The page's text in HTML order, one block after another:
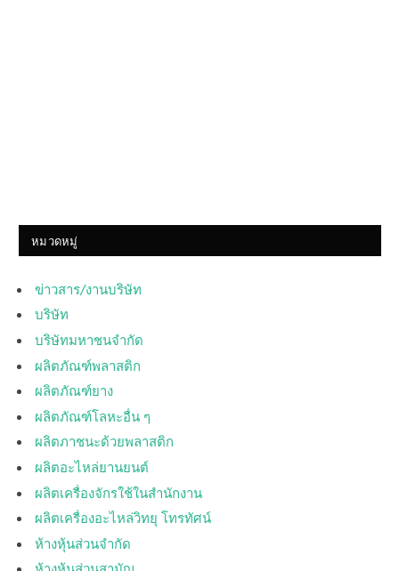
หมวดหมู่
ข่าวสาร/งานบริษัท
บริษัท
บริษัทมหาชนจำกัด
ผลิตภัณฑ์พลาสติก
ผลิตภัณฑ์ยาง
ผลิตภัณฑ์โลหะอื่น ๆ
ผลิตภาชนะด้วยพลาสติก
ผลิตอะไหล่ยานยนต์
ผลิตเครื่องจักรใช้ในสำนักงาน
ผลิตเครื่องอะไหล่วิทยุ โทรทัศน์
ห้างหุ้นส่วนจำกัด